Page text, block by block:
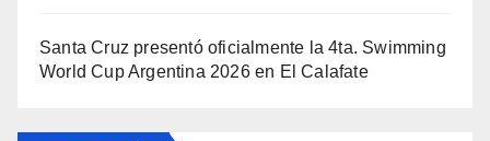
Santa Cruz presentó oficialmente la 4ta. Swimming
World Cup Argentina 2026 en El Calafate